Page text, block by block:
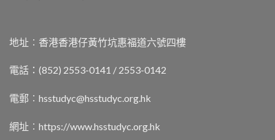
地址︰香港香港仔黃竹坑惠福道六號四樓
電話：(852) 2553-0141 / 2553-0142
電郵︰ hsstudyc@hsstudyc.org.hk
網址︰ https://www.hsstudyc.org.hk